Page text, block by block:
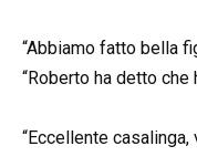
“Abbiamo fatto bella
“Roberto ha detto che
“Eccellente casalinga,